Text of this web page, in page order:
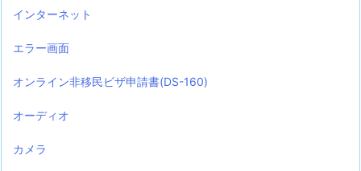
インターネット
エラー画面
オンライン非移民ビザ申請書(DS-160)
オーディオ
カメラ